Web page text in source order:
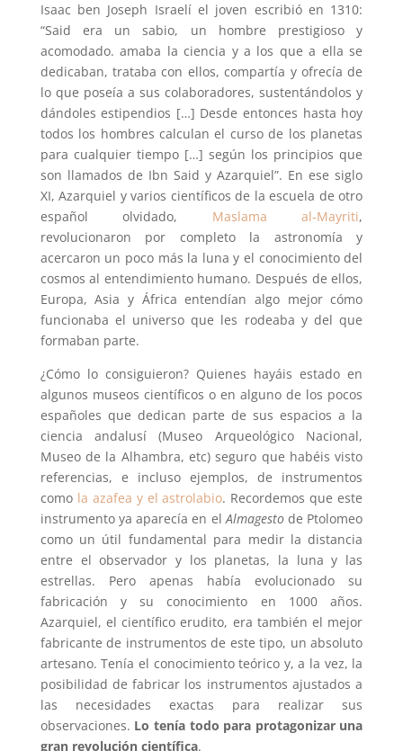
Isaac ben Joseph Israelí el joven escribió en 1310:
“Said era un sabio, un hombre prestigioso y
acomodado. amaba la ciencia y a los que a ella se
dedicaban, trataba con ellos, compartía y ofrecía de
lo que poseía a sus colaboradores, sustentándolos y
dándoles estipendios […] Desde entonces hasta hoy
todos los hombres calculan el curso de los planetas
para cualquier tiempo […] según los principios que
son llamados de Ibn Said y Azarquiel”. En ese siglo
XI, Azarquiel y varios científicos de la escuela de otro
español olvidado, Maslama al-Mayriti,
revolucionaron por completo la astronomía y
acercaron un poco más la luna y el conocimiento del
cosmos al entendimiento humano. Después de ellos,
Europa, Asia y África entendían algo mejor cómo
funcionaba el universo que les rodeaba y del que
formaban parte.
¿Cómo lo consiguieron? Quienes hayáis estado en
algunos museos científicos o en alguno de los pocos
españoles que dedican parte de sus espacios a la
ciencia andalusí (Museo Arqueológico Nacional,
Museo de la Alhambra, etc) seguro que habéis visto
referencias, e incluso ejemplos, de instrumentos
como la azafea y el astrolabio. Recordemos que este
instrumento ya aparecía en elAlmagestode Ptolomeo
como un útil fundamental para medir la distancia
entre el observador y los planetas, la luna y las
estrellas. Pero apenas había evolucionado su
fabricación y su conocimiento en 1000 años.
Azarquiel, el científico erudito, era también el mejor
fabricante de instrumentos de este tipo, un absoluto
artesano. Tenía el conocimiento teórico y, a la vez, la
posibilidad de fabricar los instrumentos ajustados a
las necesidades exactas para realizar sus
observaciones. Lo tenía todo para protagonizar una
gran revolución científica.